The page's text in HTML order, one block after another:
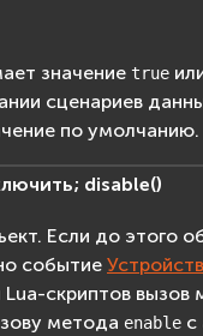
значение true
сценариев
по умолчанию.
disable()
Если до этого
событие
Lua-скриптов вызов
метода enable с